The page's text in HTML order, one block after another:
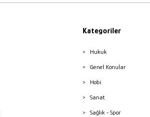
Kategoriler
Hukuk
Genel Konular
Hobi
Sanat
Sağlık - Spor